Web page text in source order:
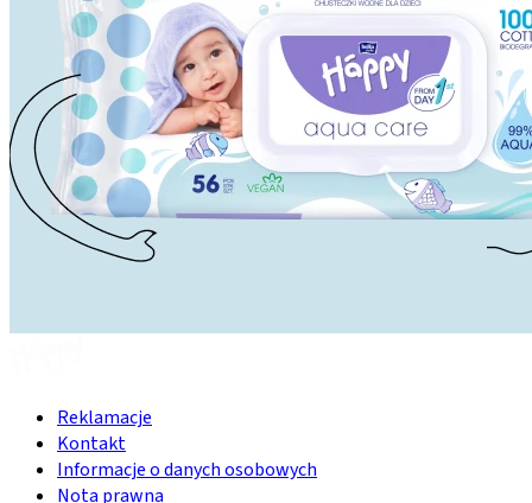
Reklamacje
Kontakt
Informacje o danych osobowych
Nota prawna